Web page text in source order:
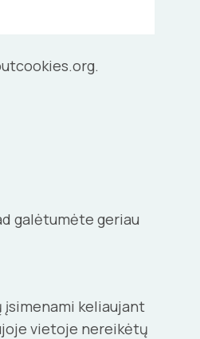
galėtumėte geriau
įsimenami keliaujant
vietoje nereikėtų